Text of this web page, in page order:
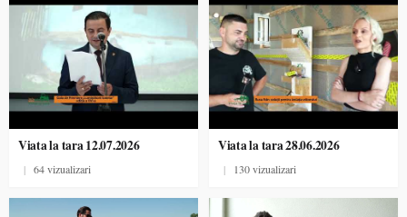
Viata la tara 12.07.2026
| 64 vizualizari
Viata la tara 28.06.2026
| 130 vizualizari